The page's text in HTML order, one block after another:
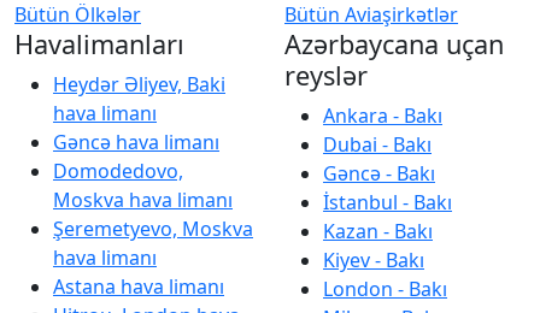
Bütün Ölkələr
Bütün Aviaşirkətlər
Havalimanları
Heydər Əliyev, Baki
hava limanı
Gəncə hava limanı
Domodedovo,
Moskva hava limanı
Şeremetyevo, Moskva
hava limanı
Astana hava limanı
Azərbaycana uçan
reyslər
Ankara - Bakı
Dubai - Bakı
Gəncə - Bakı
İstanbul - Bakı
Kazan - Bakı
Kiyev - Bakı
London - Bakı